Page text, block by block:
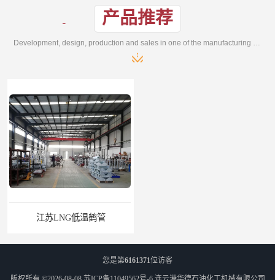
产品推荐
江苏LNG低温鹤管
您是第6161371位访客